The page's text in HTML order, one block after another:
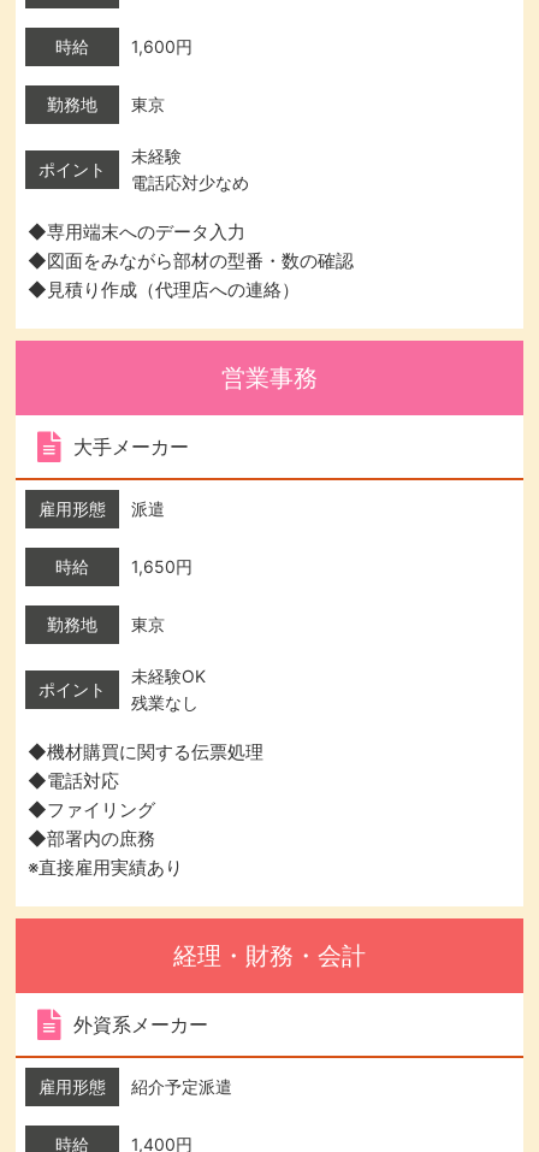
時給 1,600円
勤務地 東京
ポイント
未経験
電話応対少なめ
◆専用端末へのデータ入力
◆図面をみながら部材の型番・数の確認
◆見積り作成（代理店への連絡）
営業事務
大手メーカー
雇用形態 派遣
時給 1,650円
勤務地 東京
ポイント
未経験OK
残業なし
◆機材購買に関する伝票処理
◆電話対応
◆ファイリング
◆部署内の庶務
※直接雇用実績あり
経理・財務・会計
外資系メーカー
雇用形態 紹介予定派遣
時給 1,400円